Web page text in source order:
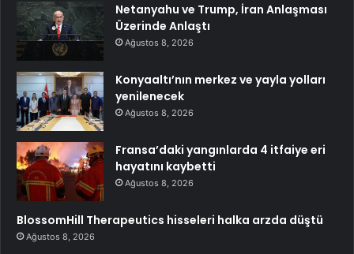
Netanyahu ve Trump, İran Anlaşması
Üzerinde Anlaştı
Ağustos 8, 2026
Konyaaltı’nın merkez ve yayla yolları
yenilenecek
Ağustos 8, 2026
Fransa’daki yangınlarda 4 itfaiye eri
hayatını kaybetti
Ağustos 8, 2026
BlossomHill Therapeutics hisseleri halka arzda düştü
Ağustos 8, 2026